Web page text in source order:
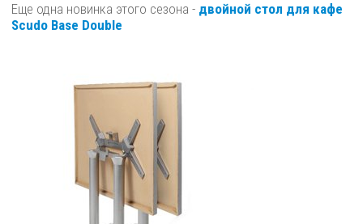
Еще одна новинка этого сезона - двойной стол для кафе
Scudo Base Double